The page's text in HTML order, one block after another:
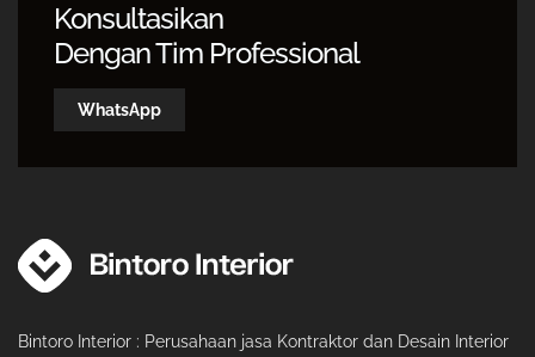
Konsultasikan
Dengan Tim Professional
WhatsApp
Bintoro Interior : Perusahaan jasa Kontraktor dan Desain Interior